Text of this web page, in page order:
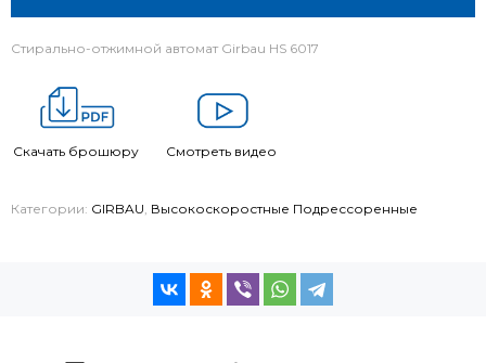
Стирально-отжимной автомат Girbau HS 6017
Скачать брошюру Смотреть видео
Категории: GIRBAU Высокоскоростные Подрессоренные